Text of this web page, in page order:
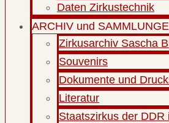
Daten Zirkustechnik
ARCHIV und
Zirkusarchiv Sascha
Souvenirs
Dokumente und
Literatur
Staatszirkus der DDR